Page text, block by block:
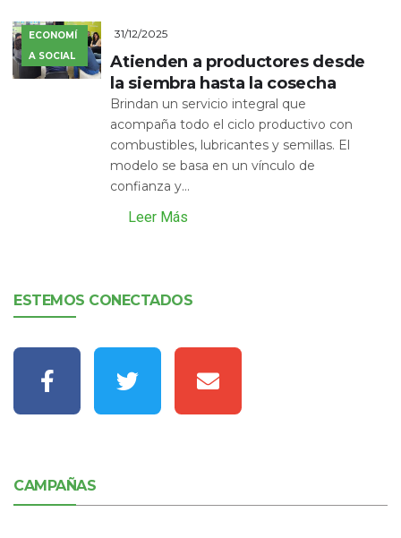
ECONOMÍ
A SOCIAL
31/12/2025
Atienden a productores desde
la siembra hasta la cosecha
Brindan un servicio integral que
acompaña todo el ciclo productivo con
combustibles, lubricantes y semillas. El
modelo se basa en un vínculo de
confianza y...
Leer Más
ESTEMOS CONECTADOS
CAMPAÑAS